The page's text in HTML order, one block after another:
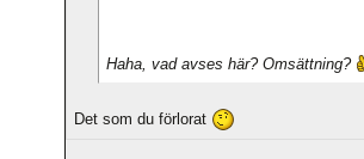
Haha, vad avses här? Omsättning?
Det som du förlorat